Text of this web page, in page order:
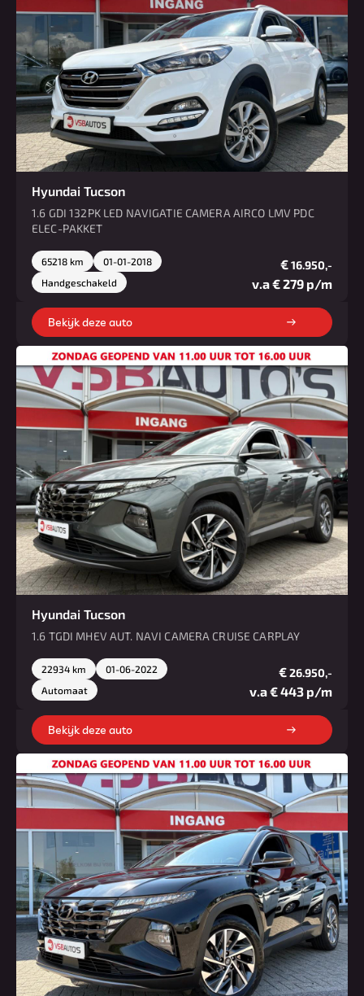
Hyundai Tucson
1.6 GDI 132PK LED NAVIGATIE CAMERA AIRCO LMV PDC
ELEC-PAKKET
65218 km
01-01-2018
Handgeschakeld
€16.950,-
v.a € 279 p/m
Bekijk deze auto
Hyundai Tucson
1.6 TGDI MHEV AUT. NAVI CAMERA CRUISE CARPLAY
22934 km
01-06-2022
Automaat
€26.950,-
v.a € 443 p/m
Bekijk deze auto